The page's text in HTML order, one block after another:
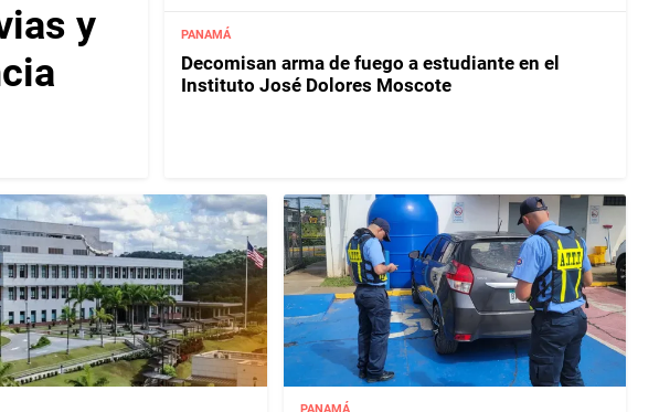
y
PANAMÁ
Decomisan arma de fuego a estudiante en el
Instituto José Dolores Moscote